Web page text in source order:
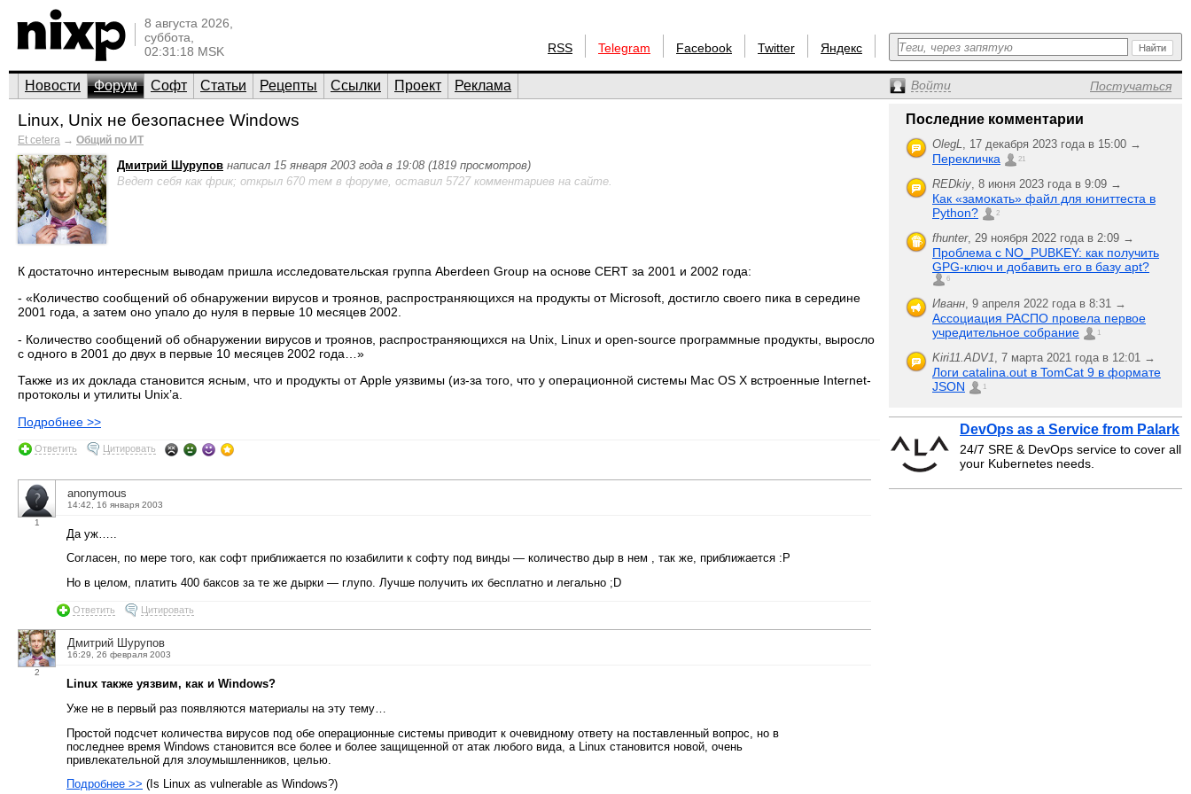
8 августа 2026,
суббота,
02:31:18 MSK
RSS Telegram Facebook Twitter Яндекс
Новости Форум Софт Статьи Рецепты Ссылки Проект Реклама Войти Постучаться
Linux, Unix не безопаснее Windows
Et cetera → Общий по ИТ
Дмитрий Шурупов написал 15 января 2003 года в 19:08 (1819 просмотров)
Ведет себя как фрик; открыл 670 тем в форуме, оставил 5727 комментариев на сайте.
К достаточно интересным выводам пришла исследовательская группа Aberdeen Group на основе CERT за 2001 и 2002 года:
- «Количество сообщений об обнаружении вирусов и троянов, распространяющихся на продукты от Microsoft, достигло своего пика в середине
2001 года, а затем оно упало до нуля в первые 10 месяцев 2002.
- Количество сообщений об обнаружении вирусов и троянов, распространяющихся на Unix, Linux и open-source программные продукты, выросло
с одного в 2001 до двух в первые 10 месяцев 2002 года…»
Также из их доклада становится ясным, что и продукты от Apple уязвимы (из-за того, что у операционной системы Mac OS X встроенные Internet-
протоколы и утилиты Unix’а.
Подробнее >>
Ответить Цитировать
1
anonymous
14:42, 16 января 2003
Да уж…..
Согласен, по мере того, как софт приближается по юзабилити к софту под винды — количество дыр в нем , так же, приближается :P
Но в целом, платить 400 баксов за те же дырки — глупо. Лучше получить их бесплатно и легально ;D
Ответить Цитировать
2
Дмитрий Шурупов
16:29, 26 февраля 2003
Linux также уязвим, как и Windows?
Уже не в первый раз появляются материалы на эту тему…
Простой подсчет количества вирусов под обе операционные системы приводит к очевидному ответу на поставленный вопрос, но в
последнее время Windows становится все более и более защищенной от атак любого вида, а Linux становится новой, очень
привлекательной для злоумышленников, целью.
Подробнее >> (Is Linux as vulnerable as Windows?)
Последние комментарии
OlegL, 17 декабря 2023 года в 15:00 →
Перекличка 21
REDkiy, 8 июня 2023 года в 9:09 →
Как «замокать» файл для юниттеста в
Python?
2
fhunter, 29 ноября 2022 года в 2:09 →
Проблема с NO_PUBKEY: как получить
GPG-ключ и добавить его в базу apt?
6
Иванн, 9 апреля 2022 года в 8:31 →
Ассоциация РАСПО провела первое
учредительное собрание
1
Kiri11.ADV1, 7 марта 2021 года в 12:01 →
Логи catalina.out в TomCat 9 в формате
JSON
1
DevOps as a Service from Palark
24/7 SRE & DevOps service to cover all
your Kubernetes needs.